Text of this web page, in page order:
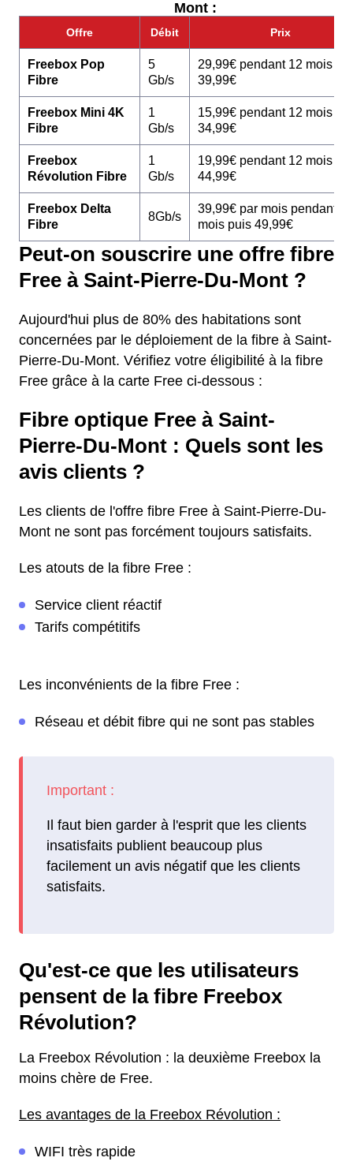
Mont :
Offre Débit Prix
Freebox Pop
Fibre
5
Gb/s
29,99€ pendant 12 mois
39,99€
Freebox Mini 4K
Fibre
1
Gb/s
15,99€ pendant 12 mois
34,99€
Freebox
Révolution Fibre
1
Gb/s
19,99€ pendant 12 mois
44,99€
Freebox Delta
Fibre
8Gb/s
39,99€ par mois pendant 12
mois puis 49,99€
Peut-on souscrire une offre fibre
Free à Saint-Pierre-Du-Mont ?
Aujourd'hui plus de 80% des habitations sont
concernées par le déploiement de la fibre à Saint-
Pierre-Du-Mont. Vérifiez votre éligibilité à la fibre
Free grâce à la carte Free ci-dessous :
Fibre optique Free à Saint-
Pierre-Du-Mont : Quels sont les
avis clients ?
Les clients de l'offre fibre Free à Saint-Pierre-Du-
Mont ne sont pas forcément toujours satisfaits.
Les atouts de la fibre Free :
Service client réactif
Tarifs compétitifs
Les inconvénients de la fibre Free :
Réseau et débit fibre qui ne sont pas stables
Il faut bien garder à l'esprit que les clients
insatisfaits publient beaucoup plus
facilement un avis négatif que les clients
satisfaits.
Qu'est-ce que les utilisateurs
pensent de la fibre Freebox
Révolution?
La Freebox Révolution : la deuxième Freebox la
moins chère de Free.
Les avantages de la Freebox Révolution :
WIFI très rapide